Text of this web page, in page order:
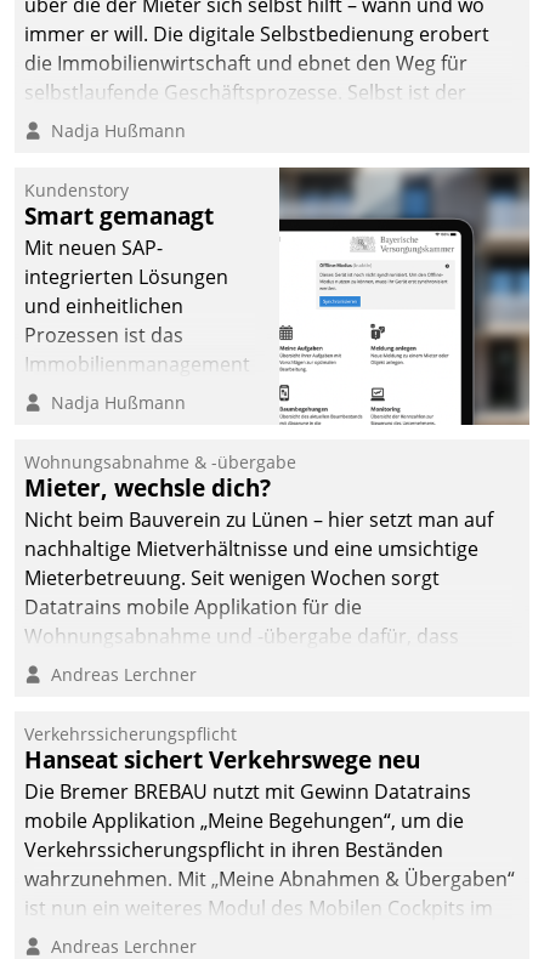
immer er will. Die digitale Selbstbedienung erobert
die Immobilienwirtschaft und ebnet den Weg für
selbstlaufende Geschäftsprozesse. Selbst ist der
Kunde und smart der Serviceanbieter.
Nadja Hußmann
Kundenstory
Smart gemanagt
Mit neuen SAP-
integrierten Lösungen
und einheitlichen
Prozessen ist das
Immobilienmanagement
der Bayerischen
Ressort Kapitalanlage für
künftige Aufgaben und
Herausforderungen
gerüstet.
Nadja Hußmann
Wohnungsabnahme & -übergabe
Mieter, wechsle dich?
Nicht beim Bauverein zu Lünen – hier setzt man auf
nachhaltige Mietverhältnisse und eine umsichtige
Mieterbetreuung. Seit wenigen Wochen sorgt
Datatrains mobile Applikation für die
Wohnungsabnahme und -übergabe dafür, dass
Mieter wohlgeordnet kommen und, so es sein muss,
Andreas Lerchner
Verkehrssicherungspflicht
Hanseat sichert Verkehrswege neu
Die Bremer BREBAU nutzt mit Gewinn Datatrains
mobile Applikation „Meine Begehungen“, um die
Verkehrssicherungspflicht in ihren Beständen
wahrzunehmen. Mit „Meine Abnahmen & Übergaben“
ist nun ein weiteres Modul des Mobilen Cockpits im
Einsatz.
Andreas Lerchner